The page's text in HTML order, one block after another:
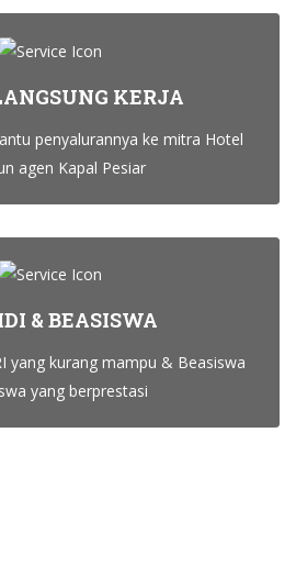
KERJA
penyalurannya ke mitra Hotel
agen Kapal Pesiar
& BEASISWA
yang kurang mampu & Beasiswa
yang berprestasi